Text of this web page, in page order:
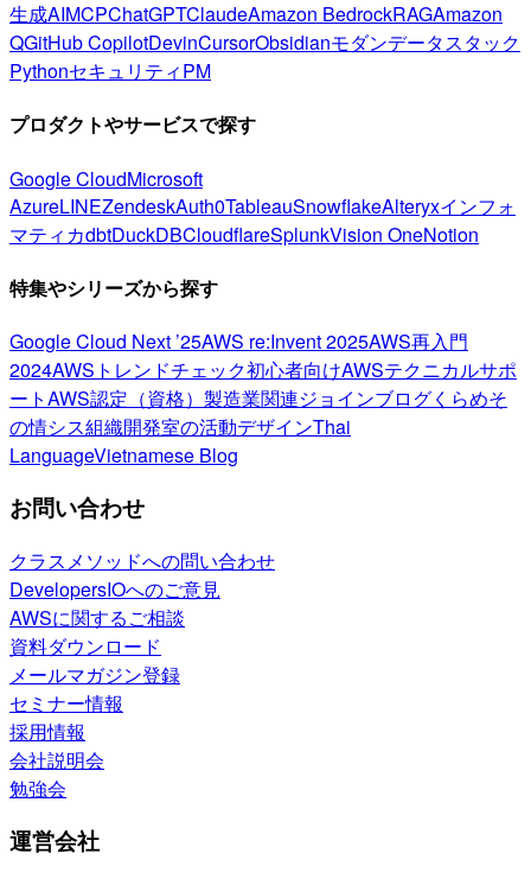
生成AIMCPChatGPTClaudeAmazon BedrockRAGAmazon
QGitHub CopilotDevinCursorObsidianモダンデータスタック
PythonセキュリティPM
プロダクトやサービスで探す
Google CloudMicrosoft
AzureLINEZendeskAuth0TableauSnowflakeAlteryxインフォ
マティカdbtDuckDBCloudflareSplunkVision OneNotion
特集やシリーズから探す
Google Cloud Next ’25AWS re:Invent 2025AWS再入門
2024AWSトレンドチェック初心者向けAWSテクニカルサポ
ートAWS認定（資格） 製造業関連ジョインブログくらめそ
の情シス組織開発室の活動デザインThai
LanguageVietnamese Blog
お問い合わせ
クラスメソッドへの問い合わせ
DevelopersIOへのご意見
AWSに関するご相談
資料ダウンロード
メールマガジン登録
セミナー情報
採用情報
会社説明会
勉強会
運営会社